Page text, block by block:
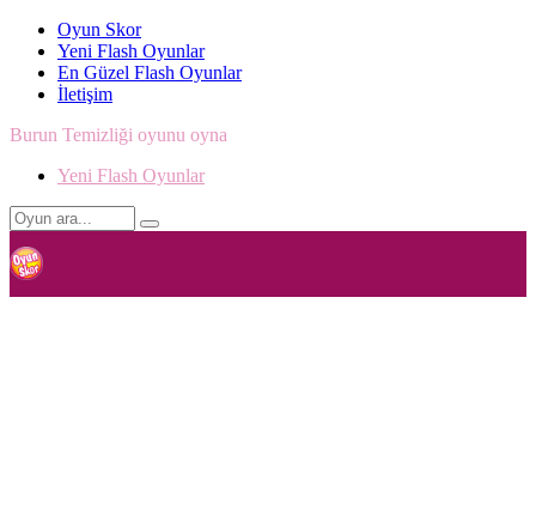
Oyun Skor
Yeni Flash Oyunlar
En Güzel Flash Oyunlar
İletişim
Burun Temizliği oyunu oyna
Yeni Flash Oyunlar